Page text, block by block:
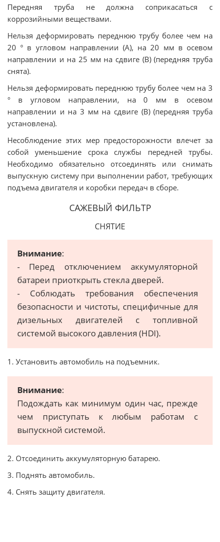
Передняя труба не должна соприкасаться с
коррозийными веществами.
Нельзя деформировать переднюю трубу более чем на
20 ° в угловом направлении (A), на 20 мм в осевом
направлении и на 25 мм на сдвиге (B) (передняя труба
снята).
Нельзя деформировать переднюю трубу более чем на 3
° в угловом направлении, на 0 мм в осевом
направлении и на 3 мм на сдвиге (B) (передняя труба
установлена).
Несоблюдение этих мер предосторожности влечет за
собой уменьшение срока службы передней трубы.
Необходимо обязательно отсоединять или снимать
выпускную систему при выполнении работ, требующих
подъема двигателя и коробки передач в сборе.
САЖЕВЫЙ ФИЛЬТР
СНЯТИЕ
Внимание:
- Перед отключением аккумуляторной
батареи приоткрыть стекла дверей.
- Соблюдать требования обеспечения
безопасности и чистоты, специфичные для
дизельных двигателей с топливной
системой высокого давления (HDI).
1. Установить автомобиль на подъемник.
Внимание:
Подождать как минимум один час, прежде
чем приступать к любым работам с
выпускной системой.
2. Отсоединить аккумуляторную батарею.
3. Поднять автомобиль.
4. Снять защиту двигателя.